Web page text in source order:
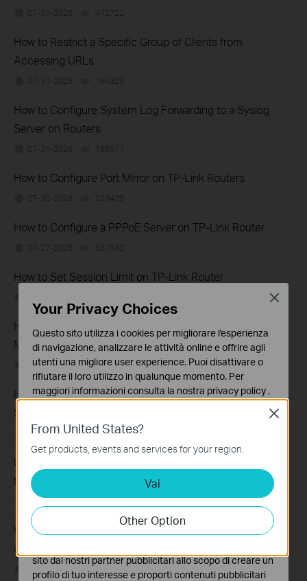
07-31-2026 472722
How to Restrict a Specific Group of Clients from
Accessing URLs
07-31-2026 164329
How to Configure System Log Forwarding to a Syslog
Server on Routers
07-31-2026 189571
How to Configure Port Mirror on TP-Link Routers
07-30-2026 229439
How to Configure a PPPoE Server on TP-Link Router
07-27-2026 567542
How to Set Session Limit on TP-Link Router
How to Set Up Your SafeStream Router in Standalone
Mode
07-21-2026 176499views
How to Set Up Port Forwarding Feature on My TP-Link
SMB Router?
07-20-2026 1213058views
Come limitare l'IP specifico per l'accesso al server interno
tramite il router SMB TP-LINK?
01-13-2021 208131views
Why virtual server (port forwarding) feature is not working
on your TP-Link Business router?
views
From United States?
Get products, events and services for your region.
Vai
Other Option
Close
Your Privacy Choices
Questo sito utilizza i cookies per migliorare l'esperienza
di navigazione, analizzare le attività online e offrire agli
utenti una migliore user experience. Puoi disattivare o
rifiutare il loro utilizzo in qualunque momento. Per
maggiori informazioni consulta la nostra privacy policy .
Questi cookies sono necessari per il corretto
funzionamento del sito e non possono essere disattivati
nel tuo sistema.
Analytics e Marketing Cookies
I cookies analitici ci permettono di analizzare le tue
attività sul nostro sito allo scopo di migliorarne le
funzionalità.
sito dai nostri partner pubblicitari allo scopo di creare un
profilo di tuo interesse e proporti contenuti pubblicitari
Close